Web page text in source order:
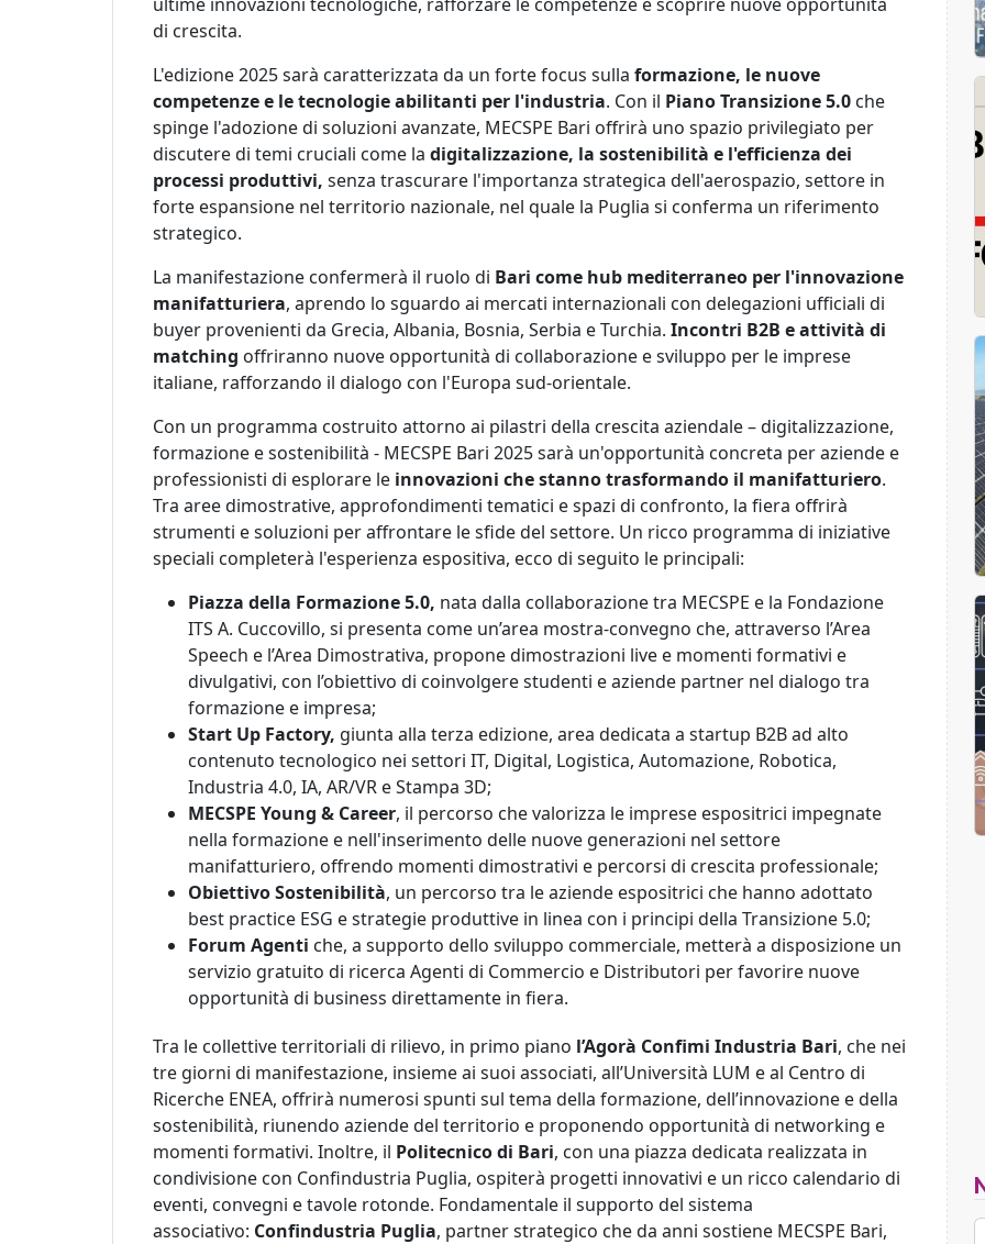
di crescita.
L'edizione 2025 sarà caratterizzata da un forte focus sulla formazione, le nuove
competenze e le tecnologie abilitanti per l'industria. Con il Piano Transizione 5.0 che
spinge l'adozione di soluzioni avanzate, MECSPE Bari offrirà uno spazio privilegiato per
discutere di temi cruciali come la digitalizzazione, la sostenibilità e l'efficienza dei
processi produttivi, senza trascurare l'importanza strategica dell'aerospazio, settore in
forte espansione nel territorio nazionale, nel quale la Puglia si conferma un riferimento
strategico.
La manifestazione confermerà il ruolo di Bari come hub mediterraneo per l'innovazione
manifatturiera, aprendo lo sguardo ai mercati internazionali con delegazioni ufficiali di
buyer provenienti da Grecia, Albania, Bosnia, Serbia e Turchia. Incontri B2B e attività di
matching offriranno nuove opportunità di collaborazione e sviluppo per le imprese
italiane, rafforzando il dialogo con l'Europa sud-orientale.
Con un programma costruito attorno ai pilastri della crescita aziendale – digitalizzazione,
formazione e sostenibilità - MECSPE Bari 2025 sarà un'opportunità concreta per aziende e
professionisti di esplorare le innovazioni che stanno trasformando il manifatturiero.
Tra aree dimostrative, approfondimenti tematici e spazi di confronto, la fiera offrirà
strumenti e soluzioni per affrontare le sfide del settore. Un ricco programma di iniziative
speciali completerà l'esperienza espositiva, ecco di seguito le principali:
Piazza della Formazione 5.0, nata dalla collaborazione tra MECSPE e la Fondazione
ITS A. Cuccovillo, si presenta come un’area mostra-convegno che, attraverso l’Area
Speech e l’Area Dimostrativa, propone dimostrazioni live e momenti formativi e
divulgativi, con l’obiettivo di coinvolgere studenti e aziende partner nel dialogo tra
formazione e impresa;
Start Up Factory, giunta alla terza edizione, area dedicata a startup B2B ad alto
contenuto tecnologico nei settori IT, Digital, Logistica, Automazione, Robotica,
Industria 4.0, IA, AR/VR e Stampa 3D;
MECSPE Young & Career, il percorso che valorizza le imprese espositrici impegnate
nella formazione e nell'inserimento delle nuove generazioni nel settore
manifatturiero, offrendo momenti dimostrativi e percorsi di crescita professionale;​
Obiettivo Sostenibilità, un percorso tra le aziende espositrici che hanno adottato
best practice ESG e strategie produttive in linea con i principi della Transizione 5.0;
Forum Agenti che, a supporto dello sviluppo commerciale, metterà a disposizione un
servizio gratuito di ricerca Agenti di Commercio e Distributori per favorire nuove
opportunità di business direttamente in fiera.
Tra le collettive territoriali di rilievo, in primo piano l’Agorà Confimi Industria Bari, che nei
tre giorni di manifestazione, insieme ai suoi associati, all’Università LUM e al Centro di
Ricerche ENEA, offrirà numerosi spunti sul tema della formazione, dell’innovazione e della
sostenibilità, riunendo aziende del territorio e proponendo opportunità di networking e
momenti formativi. Inoltre, il Politecnico di Bari, con una piazza dedicata realizzata in
condivisione con Confindustria Puglia, ospiterà progetti innovativi e un ricco calendario di
eventi, convegni e tavole rotonde. Fondamentale il supporto del sistema
associativo: Confindustria Puglia, partner strategico che da anni sostiene MECSPE Bari,